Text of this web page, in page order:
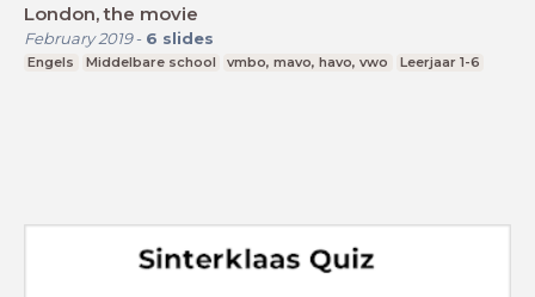
London, the movie
February 2019- 6 slides
Engels Middelbare school vmbo, mavo, havo, vwo Leerjaar 1-6